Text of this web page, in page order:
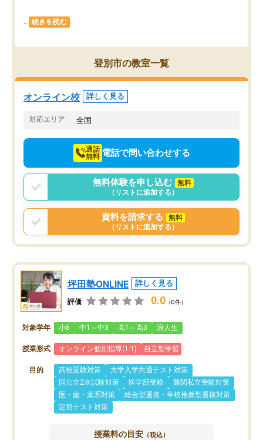
続きを読む
登別市の教室一覧
オンライン校 詳しく見る
対応エリア 全国
通話
無料 電話で問い合わせする
無料体験を申し込む
無料
（リストに追加する）
資料を請求する
無料
（リストに追加する）
坪田塾ONLINE 詳しく見る
評価 0.0 （0件）
対象学年 小6 中1～中3 高1～高3 浪人生
授業形式 オンライン個別指導(1:1) 自立型学習
目的 高校受験対策
大学入学共通テスト対策
国公立2次試験対策
医学部受験
難関私立受験対策
医・歯・薬系対策
総合型選抜・学校推薦型選抜対策
定期テスト対策
授業料の目安 （税込）